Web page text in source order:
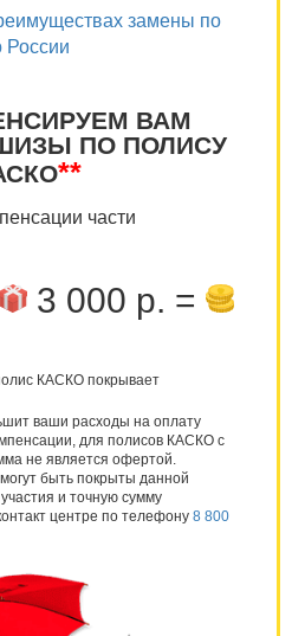
замены по
России
ВАМ
ПО ПОЛИСУ
**
части
3 000 р. =
КАСКО покрывает
ваши расходы на оплату
для полисов КАСКО с
не является офертой.
быть покрыты данной
и точную сумму
центре по телефону 8 800